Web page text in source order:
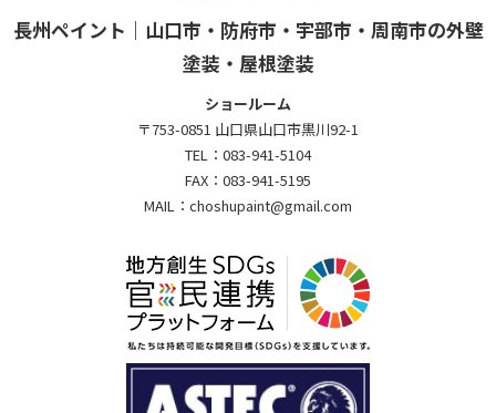
長州ペイント｜山口市・防府市・宇部市・周南市の外壁
塗装・屋根塗装
ショールーム
〒753-0851 山口県山口市黒川92-1
TEL： 083-941-5104
FAX： 083-941-5195
MAIL： choshupaint@gmail.com